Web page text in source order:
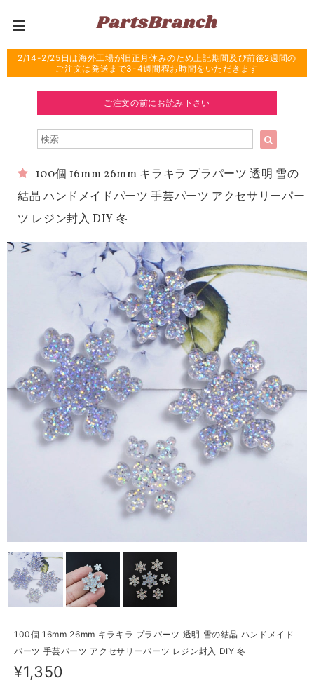
2/14-2/25日は海外工場が旧正月休みのため上記期間及び前後2週間の
ご注文は発送まで3-4週間程お時間をいただきます
ご注文の前にお読み下さい
100個 16mm 26mm キラキラ プラパーツ 透明 雪の
結晶 ハンドメイドパーツ 手芸パーツ アクセサリーパー
ツ レジン封入 DIY 冬
100個 16mm 26mm キラキラ プラパーツ 透明 雪の結晶 ハンドメイド
パーツ 手芸パーツ アクセサリーパーツ レジン封入 DIY 冬
¥1,350